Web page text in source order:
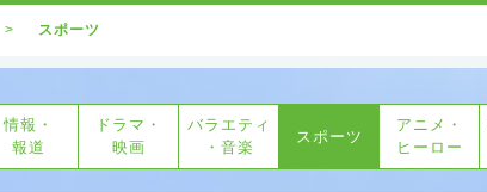
スポーツ
情報・
報道
ドラマ・
映画
バラエティ
・音楽
スポーツ
アニメ・
ヒーロー